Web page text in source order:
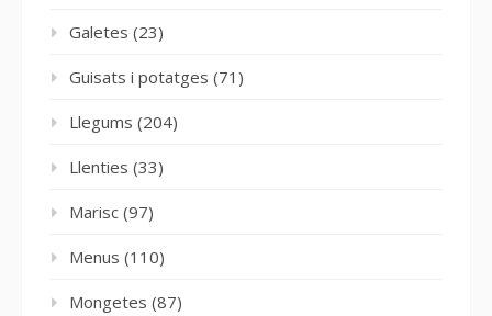
Galetes (23)
Guisats i potatges (71)
Llegums (204)
Llenties (33)
Marisc (97)
Menus (110)
Mongetes (87)